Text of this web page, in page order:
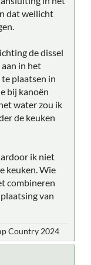
dat wellicht
de dissel
in het
plaatsen in
bij kanoën
water zou ik
de keuken
ik niet
keuken. Wie
combineren
van
Country 2024